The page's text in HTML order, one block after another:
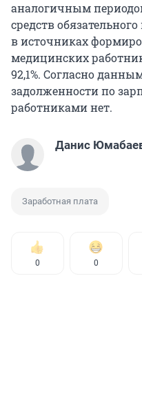
аналогичным
средств
в источниках
медицинских
92,1%. Согласно
задолженности по
работниками нет.
Данис
Заработная плата
0 0